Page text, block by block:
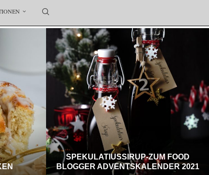
SPEKULATIUSSIRUP-ZUM FOOD
BLOGGER ADVENTSKALENDER 2021